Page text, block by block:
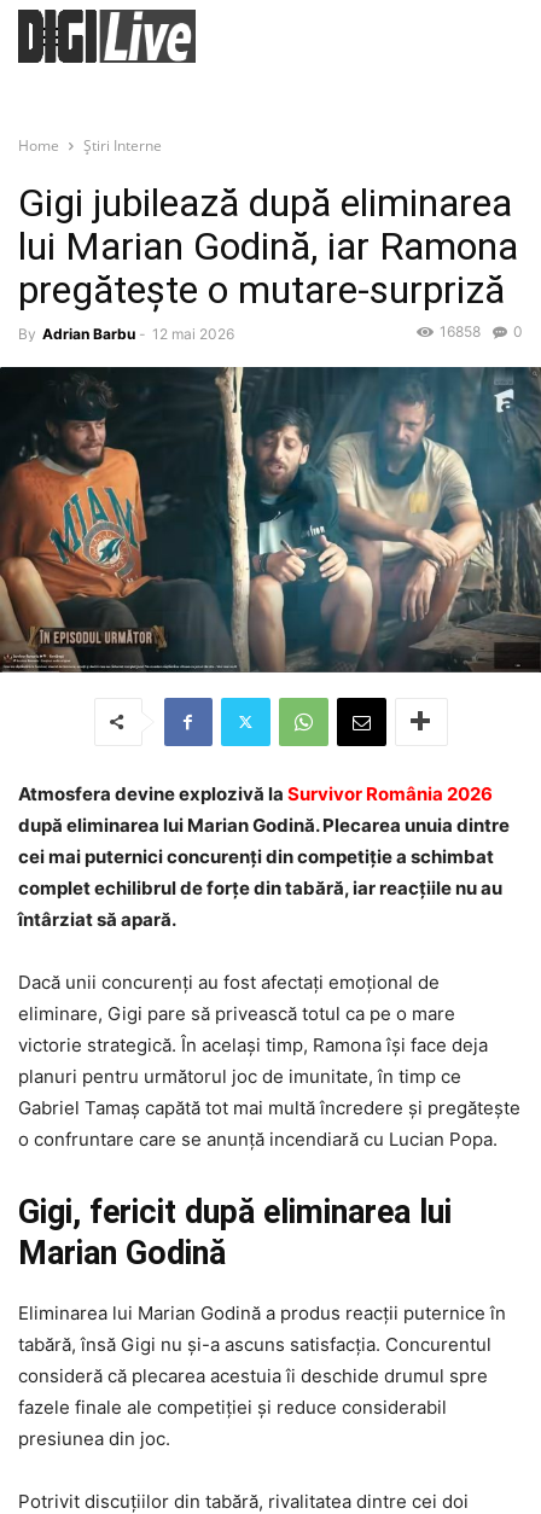
Home Știri Interne
Gigi jubilează după eliminarea
lui Marian Godină, iar Ramona
pregătește o mutare-surpriză
By Adrian Barbu - 12 mai 2026 0
16858
Atmosfera devine explozivă la Survivor România 2026
după eliminarea lui Marian Godină. Plecarea unuia dintre
cei mai puternici concurenți din competiție a schimbat
complet echilibrul de forțe din tabără, iar reacțiile nu au
întârziat să apară.
Dacă unii concurenți au fost afectați emoțional de
eliminare, Gigi pare să privească totul ca pe o mare
victorie strategică. În același timp, Ramona își face deja
planuri pentru următorul joc de imunitate, în timp ce
Gabriel Tamaș capătă tot mai multă încredere și pregătește
o confruntare care se anunță incendiară cu Lucian Popa.
Gigi, fericit după eliminarea lui
Marian Godină
Eliminarea lui Marian Godină a produs reacții puternice în
tabără, însă Gigi nu și-a ascuns satisfacția. Concurentul
consideră că plecarea acestuia îi deschide drumul spre
fazele finale ale competiției și reduce considerabil
presiunea din joc.
Potrivit discuțiilor din tabără, rivalitatea dintre cei doi